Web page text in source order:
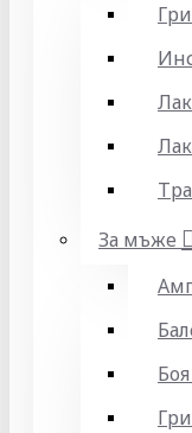
За мъже